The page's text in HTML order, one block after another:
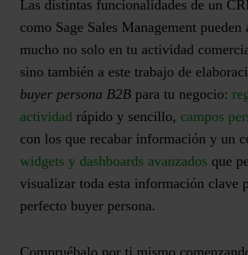
Las distintas funcionalidades de un
como Sage Sales Management pueden
mucho no solo en tu actividad
sino también a este trabajo de
buyer persona B2B para tu negocio:
actividad rápido y sencillo, campos
con los que recabar información y un
widgets y dashboards avanzados que
visualizar toda esta información clave
perfecto buyer persona.
Compruébalo por ti mismo